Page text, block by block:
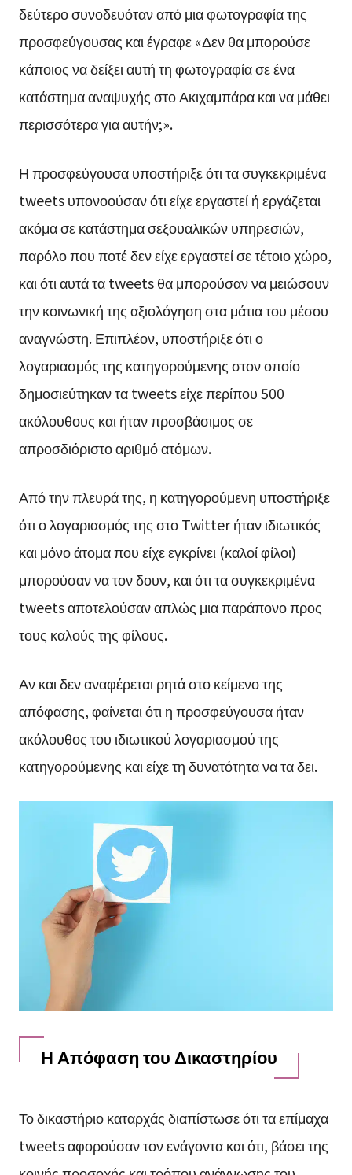
δεύτερο συνοδευόταν από μια φωτογραφία της
προσφεύγουσας και έγραφε «Δεν θα μπορούσε
κάποιος να δείξει αυτή τη φωτογραφία σε ένα
κατάστημα αναψυχής στο Ακιχαμπάρα και να μάθει
περισσότερα για αυτήν;».
Η προσφεύγουσα υποστήριξε ότι τα συγκεκριμένα
tweets υπονοούσαν ότι είχε εργαστεί ή εργάζεται
ακόμα σε κατάστημα σεξουαλικών υπηρεσιών,
παρόλο που ποτέ δεν είχε εργαστεί σε τέτοιο χώρο,
και ότι αυτά τα tweets θα μπορούσαν να μειώσουν
την κοινωνική της αξιολόγηση στα μάτια του μέσου
αναγνώστη. Επιπλέον, υποστήριξε ότι ο
λογαριασμός της κατηγορούμενης στον οποίο
δημοσιεύτηκαν τα tweets είχε περίπου 500
ακόλουθους και ήταν προσβάσιμος σε
απροσδιόριστο αριθμό ατόμων.
Από την πλευρά της, η κατηγορούμενη υποστήριξε
ότι ο λογαριασμός της στο Twitter ήταν ιδιωτικός
και μόνο άτομα που είχε εγκρίνει (καλοί φίλοι)
μπορούσαν να τον δουν, και ότι τα συγκεκριμένα
tweets αποτελούσαν απλώς μια παράπονο προς
τους καλούς της φίλους.
Αν και δεν αναφέρεται ρητά στο κείμενο της
απόφασης, φαίνεται ότι η προσφεύγουσα ήταν
ακόλουθος του ιδιωτικού λογαριασμού της
κατηγορούμενης και είχε τη δυνατότητα να τα δει.
Η Απόφαση του Δικαστηρίου
Το δικαστήριο καταρχάς διαπίστωσε ότι τα επίμαχα
tweets αφορούσαν τον ενάγοντα και ότι, βάσει της